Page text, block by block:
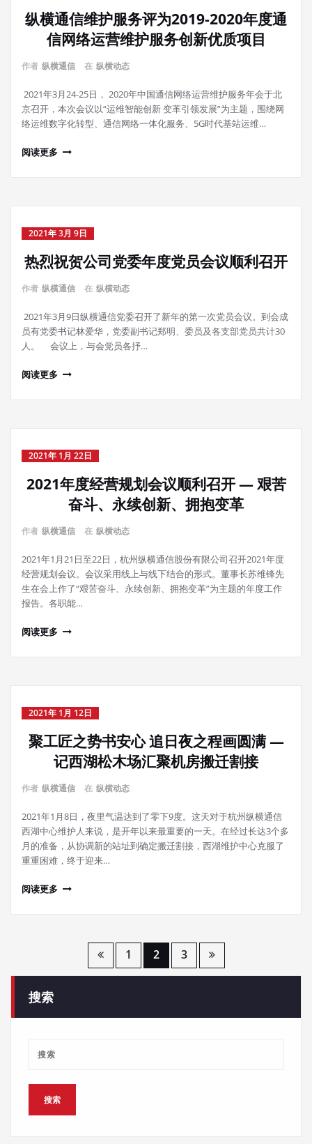
纵横通信维护服务评为2019-2020年度通
信网络运营维护服务创新优质项目
作者 纵横通信 在 纵横动态
2021年3月24-25日， 2020年中国通信网络运营维护服务年会于北
京召开，本次会议以“运维智能创新 变革引领发展”为主题，围绕网
络运维数字化转型、通信网络一体化服务、5G时代基站运维…
阅读更多
2021年 3月 9日
热烈祝贺公司党委年度党员会议顺利召开
作者 纵横通信 在 纵横动态
2021年3月9日纵横通信党委召开了新年的第一次党员会议。到会成
员有党委书记林爱华，党委副书记郑明、委员及各支部党员共计30
人。 会议上，与会党员各抒…
阅读更多
2021年 1月 22日
2021年度经营规划会议顺利召开 — 艰苦
奋斗、永续创新、拥抱变革
作者 纵横通信 在 纵横动态
2021年1月21日至22日，杭州纵横通信股份有限公司召开2021年度
经营规划会议。会议采用线上与线下结合的形式。董事长苏维锋先
生在会上作了“艰苦奋斗、永续创新、拥抱变革”为主题的年度工作
报告。各职能…
阅读更多
2021年 1月 12日
聚工匠之势书安心 追日夜之程画圆满 —
记西湖松木场汇聚机房搬迁割接
作者 纵横通信 在 纵横动态
2021年1月8日，夜里气温达到了零下9度。这天对于杭州纵横通信
西湖中心维护人来说，是开年以来最重要的一天。在经过长达3个多
月的准备，从协调新的站址到确定搬迁割接，西湖维护中心克服了
重重困难，终于迎来…
阅读更多
导
1 2 3
搜索